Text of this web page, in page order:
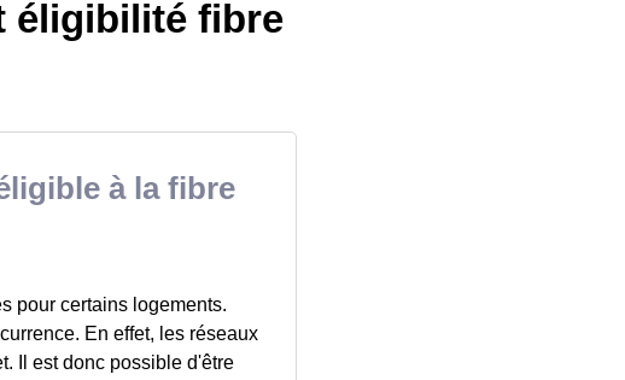
éligibilité fibre
à la fibre
pour certains logements.
En effet, les réseaux
Il est donc possible d'être